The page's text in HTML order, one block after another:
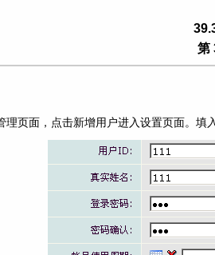
第
理页面，点击新增用户进入设置页面。